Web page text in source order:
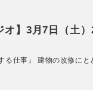
オ】3月7日（土
る仕事』 建物の改修に